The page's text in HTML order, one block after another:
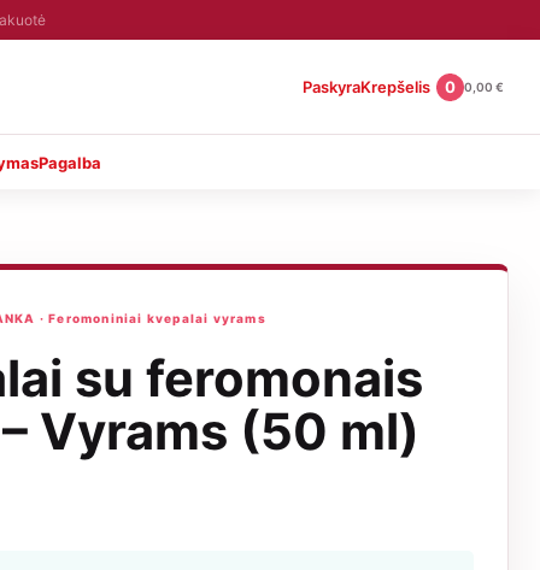
PaskyraKrepšelis 0 0,00 €
Pagalba
· Feromoniniai kvepalai vyrams
su feromonais
– Vyrams (50 ml)